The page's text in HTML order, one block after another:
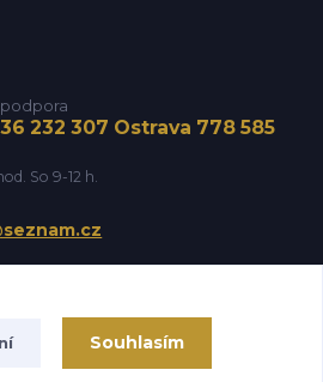
232 307 Ostrava 778 585
So 9-12 h.
Souhlasím